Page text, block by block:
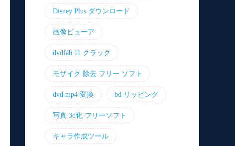
Disney Plus ダウンロード
画像ビューア
dvdfab 11 クラック
モザイク 除去 フリー ソフト
dvd mp4 変換 bd リッピング
写真 3d化 フリーソフト
キャラ作成ツール